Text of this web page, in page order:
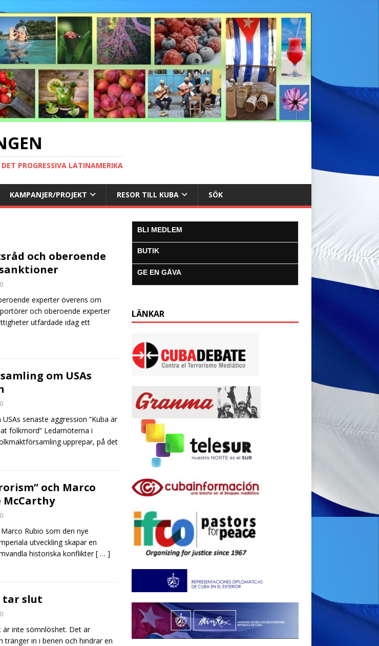
PROGRESSIVA LATINAMERIKA
KAMPANJER/PROJEKT RESOR TILL KUBA SÖK
och oberoende
0
experter överens om
och oberoende experter
utfärdade idag ett
om USAs
0
senaste aggression ”Kuba är
folkmord” Ledamöterna i
upprepar, på det
och Marco
McCarthy
0
Rubio som den nye
utveckling skapar en
historiska konflikter[ … ]
tar slut
0
inte sömnlöshet. Det är
tränger in i benen och hindrar en
BLI MEDLEM
BUTIK
GE EN GÅVA
LÄNKAR